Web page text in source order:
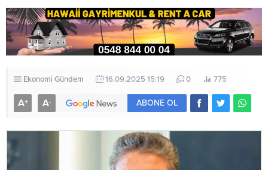
Ekonomi Gündem 16.09.2025 15:19 0 775
A+ A- ABONE OL